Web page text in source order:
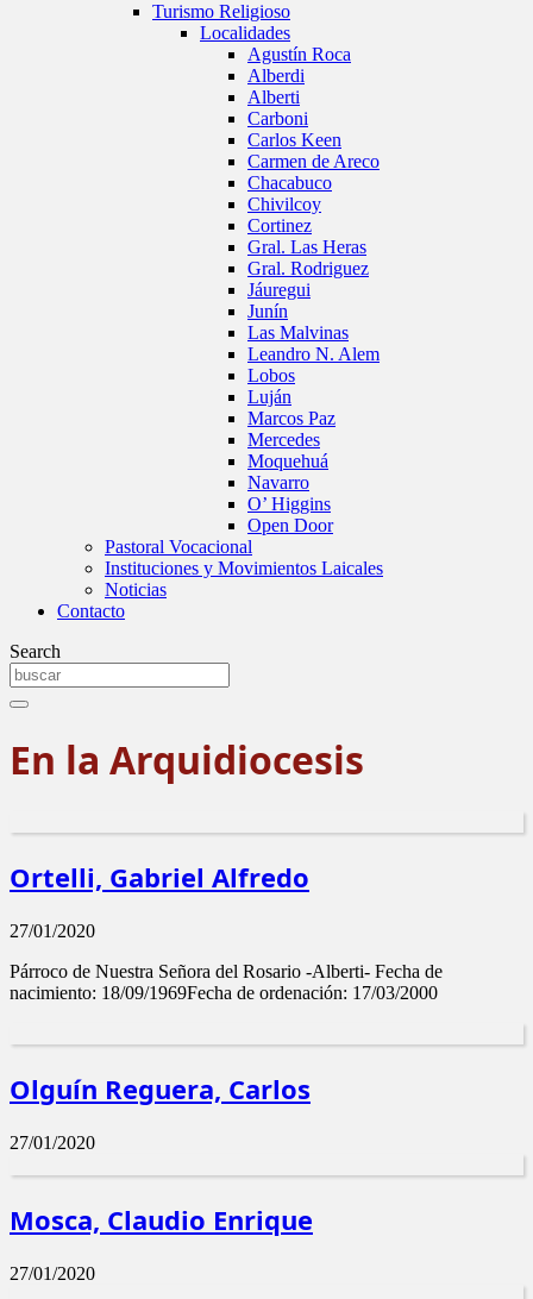
Turismo Religioso
Localidades
Agustín Roca
Alberdi
Alberti
Carboni
Carlos Keen
Carmen de Areco
Chacabuco
Chivilcoy
Cortinez
Gral. Las Heras
Gral. Rodriguez
Jáuregui
Junín
Las Malvinas
Leandro N. Alem
Lobos
Luján
Marcos Paz
Mercedes
Moquehuá
Navarro
O’ Higgins
Open Door
Pastoral Vocacional
Instituciones y Movimientos Laicales
Noticias
Contacto
Search
En la Arquidiocesis
Ortelli, Gabriel Alfredo
27/01/2020
Párroco de Nuestra Señora del Rosario -Alberti- Fecha de
nacimiento: 18/09/1969Fecha de ordenación: 17/03/2000
Olguín Reguera, Carlos
27/01/2020
Mosca, Claudio Enrique
27/01/2020